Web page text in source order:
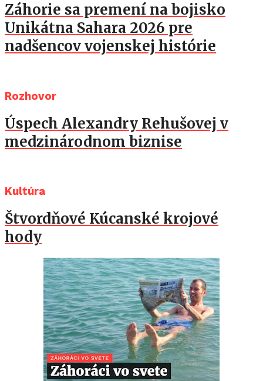
Záhorie sa premení na bojisko
Unikátna Sahara 2026 pre
nadšencov vojenskej histórie
Rozhovor
Úspech Alexandry Rehušovej v
medzinárodnom biznise
Kultúra
Štvordňové Kúcanské krojové
hody